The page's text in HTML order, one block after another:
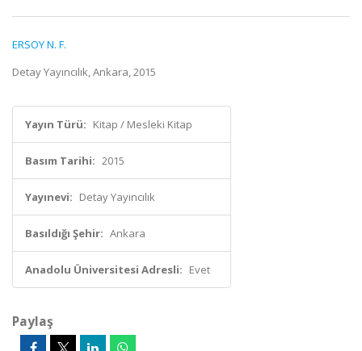
ERSOY N. F.
Detay Yayıncılık, Ankara, 2015
Yayın Türü: Kitap / Mesleki Kitap
Basım Tarihi: 2015
Yayınevi: Detay Yayıncılık
Basıldığı Şehir: Ankara
Anadolu Üniversitesi Adresli: Evet
Paylaş